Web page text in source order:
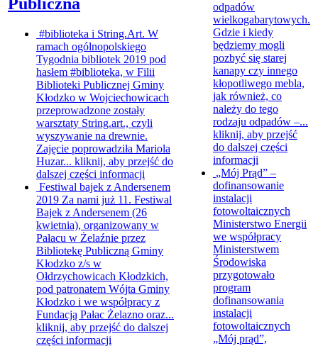
#biblioteka i String.Art. W
ramach ogólnopolskiego
Tygodnia bibliotek 2019 pod
hasłem #biblioteka, w Filii
Biblioteki Publicznej Gminy
Kłodzko w Wojciechowicach
przeprowadzone zostały
warsztaty String.art., czyli
wyszywanie na drewnie.
Zajęcie poprowadziła Mariola
Huzar... kliknij, aby przejść do
dalszej części informacji
Festiwal bajek z Andersenem
2019 Za nami już 11. Festiwal
Bajek z Andersenem (26
kwietnia), organizowany w
Pałacu w Żelaźnie przez
Bibliotekę Publiczną Gminy
Kłodzko z/s w
Ołdrzychowicach Kłodzkich,
pod patronatem Wójta Gminy
Kłodzko i we współpracy z
Fundacją Pałac Żelazno oraz...
kliknij, aby przejść do dalszej
części informacji
odpadów
wielkogabarytowych.
Gdzie i kiedy
będziemy mogli
pozbyć się starej
kanapy czy innego
kłopotliwego mebla,
jak również, co
należy do tego
rodzaju odpadów –...
kliknij, aby przejść
do dalszej części
informacji
„Mój Prąd” –
dofinansowanie
instalacji
fotowoltaicznych
Ministerstwo Energii
we współpracy
Ministerstwem
Środowiska
przygotowało
program
dofinansowania
instalacji
fotowoltaicznych
„Mój prąd”,